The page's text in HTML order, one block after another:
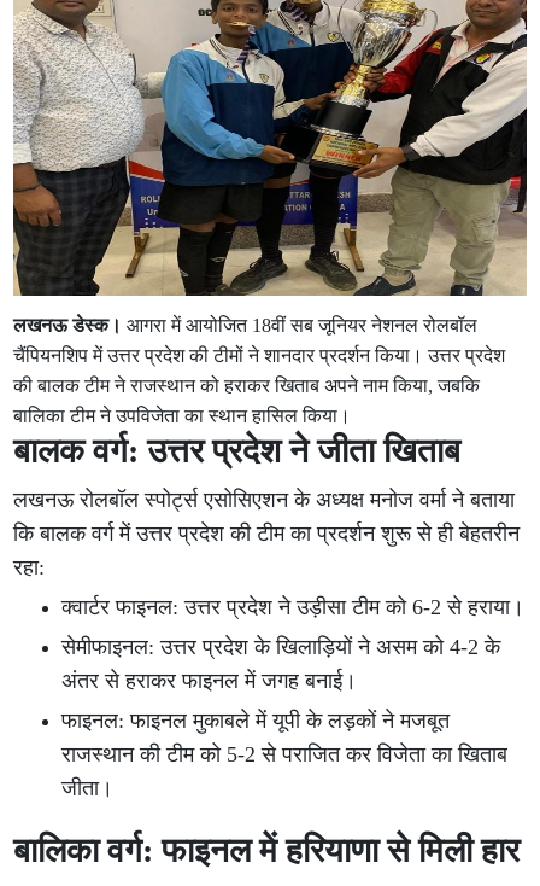
लखनऊ डेस्क। आगरा में आयोजित 18वीं सब जूनियर नेशनल रोलबॉल
चैंपियनशिप में उत्तर प्रदेश की टीमों ने शानदार प्रदर्शन किया। उत्तर प्रदेश
की बालक टीम ने राजस्थान को हराकर खिताब अपने नाम किया, जबकि
बालिका टीम ने उपविजेता का स्थान हासिल किया।
बालक वर्ग: उत्तर प्रदेश ने जीता खिताब
लखनऊ रोलबॉल स्पोर्ट्स एसोसिएशन के अध्यक्ष मनोज वर्मा ने बताया
कि बालक वर्ग में उत्तर प्रदेश की टीम का प्रदर्शन शुरू से ही बेहतरीन
रहा:
क्वार्टर फाइनल: उत्तर प्रदेश ने उड़ीसा टीम को 6-2 से हराया।
सेमीफाइनल: उत्तर प्रदेश के खिलाड़ियों ने असम को 4-2 के
अंतर से हराकर फाइनल में जगह बनाई।
फाइनल: फाइनल मुकाबले में यूपी के लड़कों ने मजबूत
राजस्थान की टीम को 5-2 से पराजित कर विजेता का खिताब
जीता।
बालिका वर्ग: फाइनल में हरियाणा से मिली हार